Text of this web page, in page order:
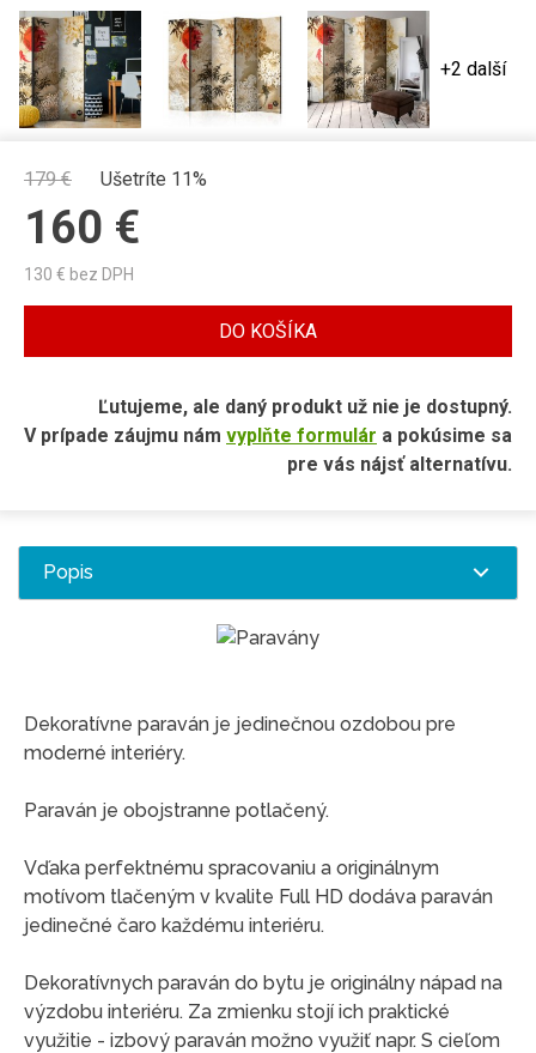
+2 další
179€ Ušetríte 11%
160 €
130 € bez DPH
DO KOŠÍKA
Ľutujeme, ale daný produkt už nie je dostupný.
V prípade záujmu nám vyplňte formulár a pokúsime sa
pre vás nájsť alternatívu.
Popis
Dekoratívne paraván je jedinečnou ozdobou pre
moderné interiéry.
Paraván je obojstranne potlačený.
Vďaka perfektnému spracovaniu a originálnym
motívom tlačeným v kvalite Full HD dodáva paraván
jedinečné čaro každému interiéru.
Dekoratívnych paraván do bytu je originálny nápad na
výzdobu interiéru. Za zmienku stojí ich praktické
využitie - izbový paraván možno využiť napr. S cieľom